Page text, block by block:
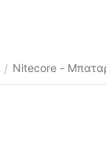
/ Nitecore -